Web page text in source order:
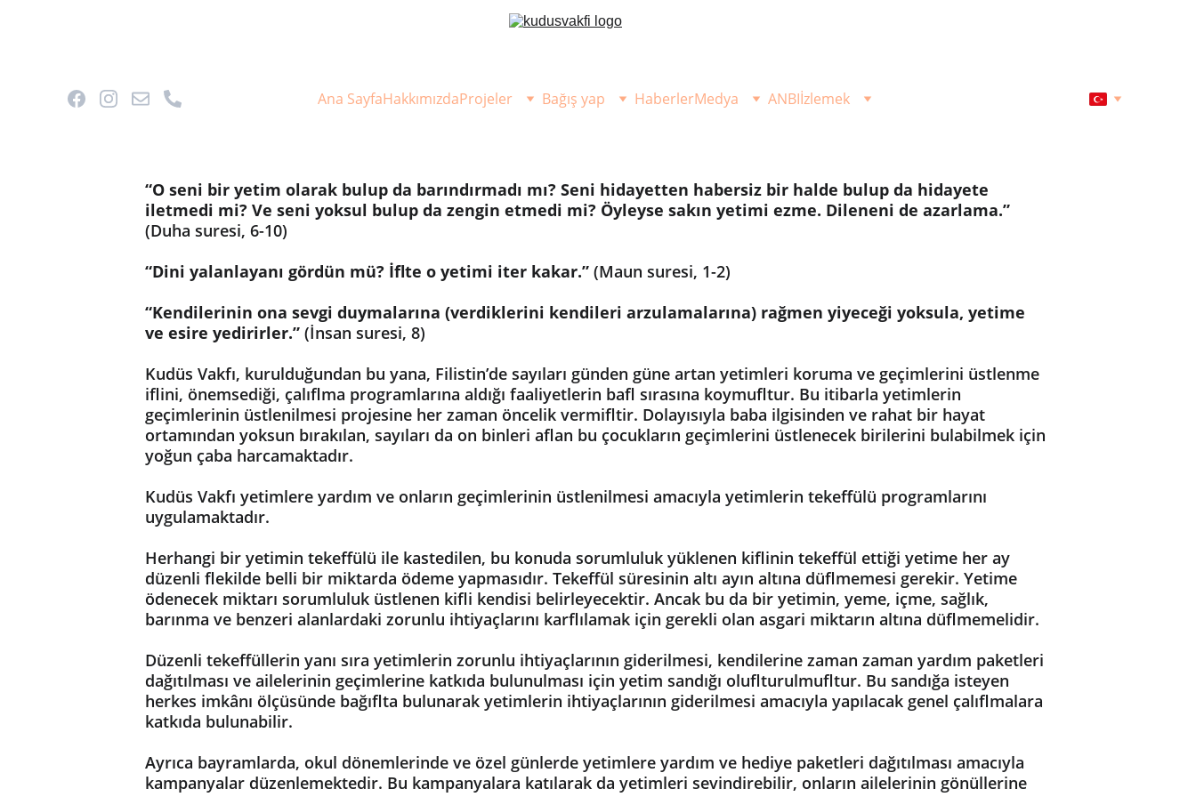
Ana SayfaHakkımızdaProjeler Bağış yap HaberlerMedya ANBIİzlemek
“O seni bir yetim olarak bulup da barındırmadı mı? Seni hidayetten habersiz bir halde bulup da hidayete
iletmedi mi? Ve seni yoksul bulup da zengin etmedi mi? Öyleyse sakın yetimi ezme. Dileneni de azarlama.”
(Duha suresi, 6-10)
“Dini yalanlayanı gördün mü? İflte o yetimi iter kakar.” (Maun suresi, 1-2)
“Kendilerinin ona sevgi duymalarına (verdiklerini kendileri arzulamalarına) rağmen yiyeceği yoksula, yetime
ve esire yedirirler.” (İnsan suresi, 8)
Kudüs Vakfı, kurulduğundan bu yana, Filistin’de sayıları günden güne artan yetimleri koruma ve geçimlerini üstlenme
iflini, önemsediği, çalıflma programlarına aldığı faaliyetlerin bafl sırasına koymufltur. Bu itibarla yetimlerin
geçimlerinin üstlenilmesi projesine her zaman öncelik vermifltir. Dolayısıyla baba ilgisinden ve rahat bir hayat
ortamından yoksun bırakılan, sayıları da on binleri aflan bu çocukların geçimlerini üstlenecek birilerini bulabilmek için
yoğun çaba harcamaktadır.
Kudüs Vakfı yetimlere yardım ve onların geçimlerinin üstlenilmesi amacıyla yetimlerin tekeffülü programlarını
uygulamaktadır.
Herhangi bir yetimin tekeffülü ile kastedilen, bu konuda sorumluluk yüklenen kiflinin tekeffül ettiği yetime her ay
düzenli flekilde belli bir miktarda ödeme yapmasıdır. Tekeffül süresinin altı ayın altına düflmemesi gerekir. Yetime
ödenecek miktarı sorumluluk üstlenen kifli kendisi belirleyecektir. Ancak bu da bir yetimin, yeme, içme, sağlık,
barınma ve benzeri alanlardaki zorunlu ihtiyaçlarını karflılamak için gerekli olan asgari miktarın altına düflmemelidir.
Düzenli tekeffüllerin yanı sıra yetimlerin zorunlu ihtiyaçlarının giderilmesi, kendilerine zaman zaman yardım paketleri
dağıtılması ve ailelerinin geçimlerine katkıda bulunulması için yetim sandığı oluflturulmufltur. Bu sandığa isteyen
herkes imkânı ölçüsünde bağıflta bulunarak yetimlerin ihtiyaçlarının giderilmesi amacıyla yapılacak genel çalıflmalara
katkıda bulunabilir.
Ayrıca bayramlarda, okul dönemlerinde ve özel günlerde yetimlere yardım ve hediye paketleri dağıtılması amacıyla
kampanyalar düzenlemektedir. Bu kampanyalara katılarak da yetimleri sevindirebilir, onların ailelerinin gönüllerine